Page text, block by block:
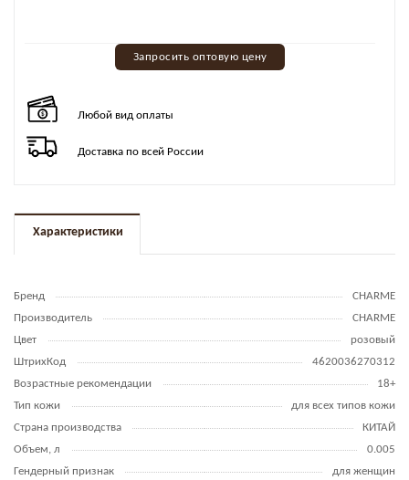
Запросить оптовую цену
Любой вид оплаты
Доставка по всей России
Характеристики
Бренд
CHARME
Производитель
CHARME
Цвет
розовый
ШтрихКод
4620036270312
Возрастные рекомендации
18+
Тип кожи
для всех типов кожи
Страна производства
КИТАЙ
Объем, л
0.005
Гендерный признак
для женщин